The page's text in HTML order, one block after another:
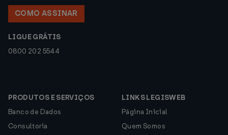
COMO ASSINAR
LIGUE GRÁTIS
0800 202 5544
PRODUTOS E SERVIÇOS
Banco de Dados
Consultoria
LINKS LEGISWEB
Página Inicial
Quem Somos